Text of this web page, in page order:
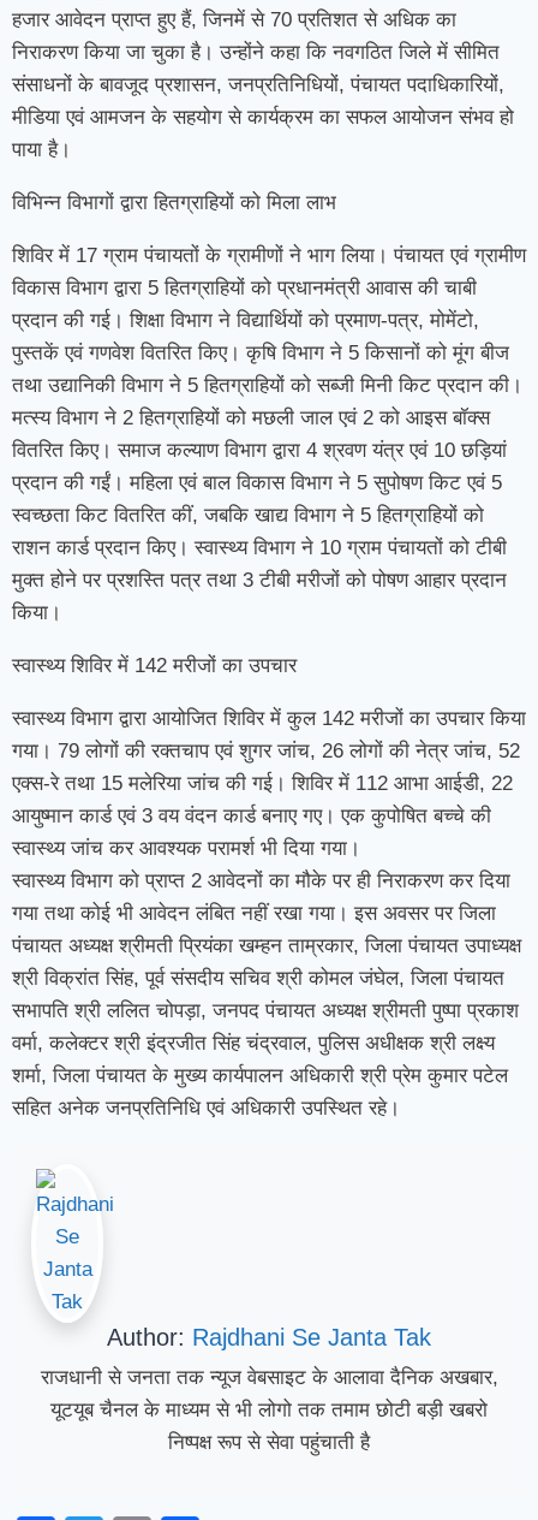
हजार आवेदन प्राप्त हुए हैं, जिनमें से 70 प्रतिशत से अधिक का
निराकरण किया जा चुका है। उन्होंने कहा कि नवगठित जिले में सीमित
संसाधनों के बावजूद प्रशासन, जनप्रतिनिधियों, पंचायत पदाधिकारियों,
मीडिया एवं आमजन के सहयोग से कार्यक्रम का सफल आयोजन संभव हो
पाया है।
विभिन्न विभागों द्वारा हितग्राहियों को मिला लाभ
शिविर में 17 ग्राम पंचायतों के ग्रामीणों ने भाग लिया। पंचायत एवं ग्रामीण
विकास विभाग द्वारा 5 हितग्राहियों को प्रधानमंत्री आवास की चाबी
प्रदान की गई। शिक्षा विभाग ने विद्यार्थियों को प्रमाण-पत्र, मोमेंटो,
पुस्तकें एवं गणवेश वितरित किए। कृषि विभाग ने 5 किसानों को मूंग बीज
तथा उद्यानिकी विभाग ने 5 हितग्राहियों को सब्जी मिनी किट प्रदान की।
मत्स्य विभाग ने 2 हितग्राहियों को मछली जाल एवं 2 को आइस बॉक्स
वितरित किए। समाज कल्याण विभाग द्वारा 4 श्रवण यंत्र एवं 10 छड़ियां
प्रदान की गईं। महिला एवं बाल विकास विभाग ने 5 सुपोषण किट एवं 5
स्वच्छता किट वितरित कीं, जबकि खाद्य विभाग ने 5 हितग्राहियों को
राशन कार्ड प्रदान किए। स्वास्थ्य विभाग ने 10 ग्राम पंचायतों को टीबी
मुक्त होने पर प्रशस्ति पत्र तथा 3 टीबी मरीजों को पोषण आहार प्रदान
किया।
स्वास्थ्य शिविर में 142 मरीजों का उपचार
स्वास्थ्य विभाग द्वारा आयोजित शिविर में कुल 142 मरीजों का उपचार किया
गया। 79 लोगों की रक्तचाप एवं शुगर जांच, 26 लोगों की नेत्र जांच, 52
एक्स-रे तथा 15 मलेरिया जांच की गई। शिविर में 112 आभा आईडी, 22
आयुष्मान कार्ड एवं 3 वय वंदन कार्ड बनाए गए। एक कुपोषित बच्चे की
स्वास्थ्य जांच कर आवश्यक परामर्श भी दिया गया।
स्वास्थ्य विभाग को प्राप्त 2 आवेदनों का मौके पर ही निराकरण कर दिया
गया तथा कोई भी आवेदन लंबित नहीं रखा गया। इस अवसर पर जिला
पंचायत अध्यक्ष श्रीमती प्रियंका खम्हन ताम्रकार, जिला पंचायत उपाध्यक्ष
श्री विक्रांत सिंह, पूर्व संसदीय सचिव श्री कोमल जंघेल, जिला पंचायत
सभापति श्री ललित चोपड़ा, जनपद पंचायत अध्यक्ष श्रीमती पुष्पा प्रकाश
वर्मा, कलेक्टर श्री इंद्रजीत सिंह चंद्रवाल, पुलिस अधीक्षक श्री लक्ष्य
शर्मा, जिला पंचायत के मुख्य कार्यपालन अधिकारी श्री प्रेम कुमार पटेल
सहित अनेक जनप्रतिनिधि एवं अधिकारी उपस्थित रहे।
Author: Rajdhani Se Janta Tak
राजधानी से जनता तक न्यूज वेबसाइट के आलावा दैनिक अखबार,
यूटयूब चैनल के माध्यम से भी लोगो तक तमाम छोटी बड़ी खबरो
निष्पक्ष रूप से सेवा पहुंचाती है